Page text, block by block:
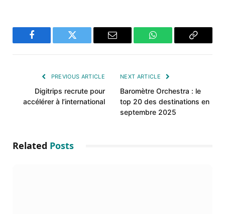
Facebook Twitter Email WhatsAppCopy
PREVIOUS ARTICLE
Digitrips recrute pour
accélérer à l’international
NEXT ARTICLE
Baromètre Orchestra : le
top 20 des destinations en
septembre 2025
Related Posts